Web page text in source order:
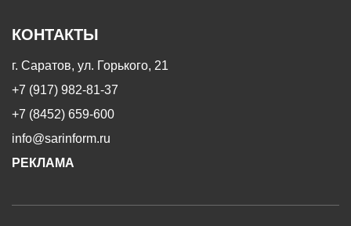
КОНТАКТЫ
г. Саратов, ул. Горького, 21
+7 (917) 982-81-37
+7 (8452) 659-600
info@sarinform.ru
РЕКЛАМА